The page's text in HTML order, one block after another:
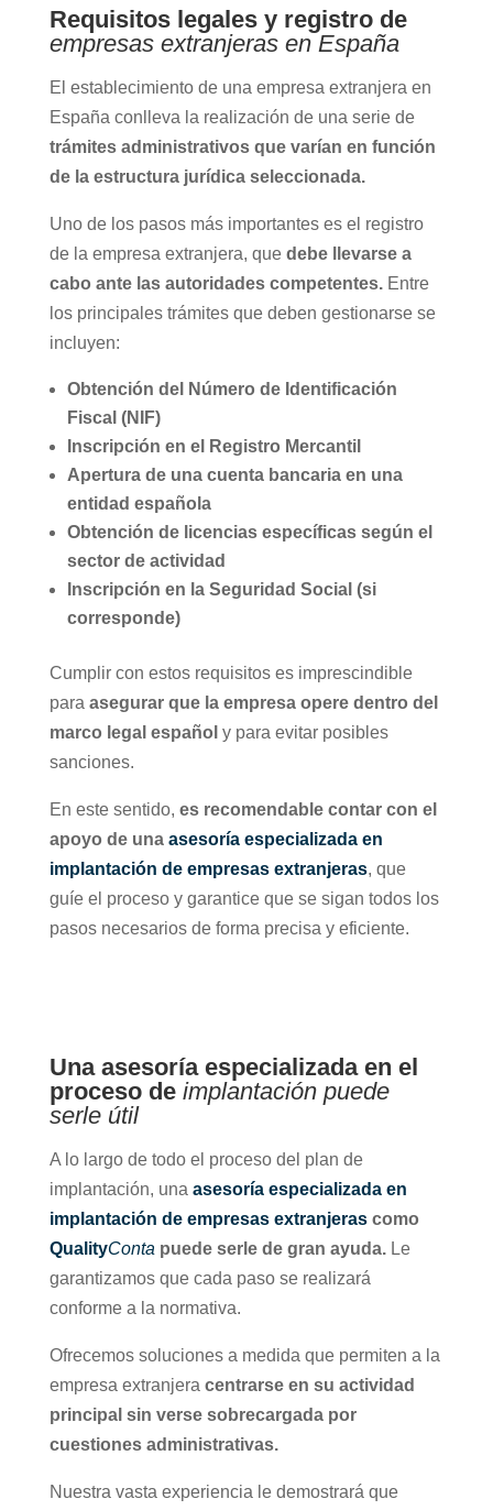
Requisitos legales y registro de
empresas extranjeras en España
El establecimiento de una empresa extranjera en
España conlleva la realización de una serie de
trámites administrativos que varían en función
de la estructura jurídica seleccionada.
Uno de los pasos más importantes es el registro
de la empresa extranjera, que debe llevarse a
cabo ante las autoridades competentes. Entre
los principales trámites que deben gestionarse se
incluyen:
Obtención del Número de Identificación
Fiscal (NIF)
Inscripción en el Registro Mercantil
Apertura de una cuenta bancaria en una
entidad española
Obtención de licencias específicas según el
sector de actividad
Inscripción en la Seguridad Social (si
corresponde)
Cumplir con estos requisitos es imprescindible
para asegurar que la empresa opere dentro del
marco legal español y para evitar posibles
sanciones.
En este sentido, es recomendable contar con el
apoyo de una asesoría especializada en
implantación de empresas extranjeras, que
guíe el proceso y garantice que se sigan todos los
pasos necesarios de forma precisa y eficiente.
Una asesoría especializada en el
proceso deimplantación puede
serle útil
A lo largo de todo el proceso del plan de
implantación, una asesoría especializada en
implantación de empresas extranjeras como
QualityConta puede serle de gran ayuda.Le
garantizamos que cada paso se realizará
conforme a la normativa.
Ofrecemos soluciones a medida que permiten a la
empresa extranjera centrarse en su actividad
principal sin verse sobrecargada por
cuestiones administrativas.
Nuestra vasta experiencia le demostrará que